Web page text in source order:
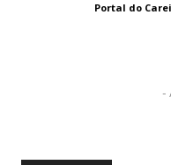
Portal do
-